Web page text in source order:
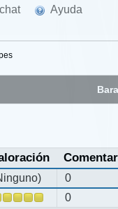
Ayuda
0
0